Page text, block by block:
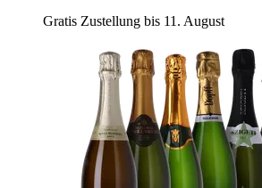
Gratis Zustellung bis 11. August